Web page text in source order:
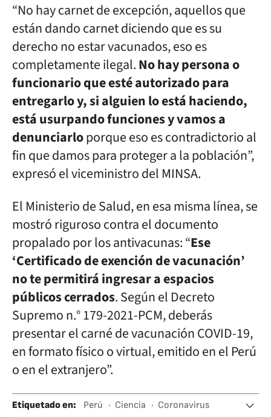
“No hay carnet de excepción, aquellos que
están dando carnet diciendo que es su
derecho no estar vacunados, eso es
completamente ilegal.No hay persona o
funcionario que esté autorizado para
entregarlo y, si alguien lo está haciendo,
está usurpando funciones y vamos a
denunciarloporque eso es contradictorio al
fin que damos para proteger a la población”,
expresó el viceministro del MINSA.
El Ministerio de Salud, en esa misma línea, se
mostró riguroso contra el documento
propalado por los antivacunas: “Ese
‘Certificado de exención de vacunación’
no te permitirá ingresar a espacios
públicos cerrados. Según el Decreto
Supremo n.° 179-2021-PCM, deberás
presentar el carné de vacunación COVID-19,
en formato físico o virtual, emitido en el Perú
o en el extranjero”.
Etiquetado en: Perú Ciencia
Coronavirus